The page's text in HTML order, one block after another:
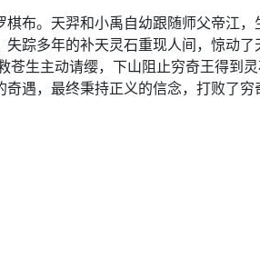
布。天羿和小禹自幼跟随师父帝江
踪多年的补天灵石重现人间，惊动了
生主动请缨，下山阻止穷奇王得到
遇，最终秉持正义的信念，打败了